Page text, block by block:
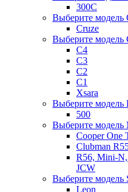
300C
Выберите модель
Cruze
Выберите модель
C4
C3
C2
C1
Xsara
Выберите модель
500
Выберите модель
Cooper One
Clubman
R56, Mini-
JCW
Выберите модель
Leon